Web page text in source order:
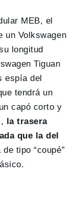
MEB, el
un Volkswagen
longitud
Tiguan
espía del
tendrá un
capó corto y
la trasera
que la del
tipo “coupé”